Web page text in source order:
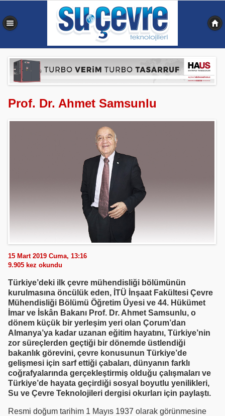
Prof. Dr. Ahmet Samsunlu
15 Mart 2019 Cuma, 13:16
9.905 kez okundu
Türkiye’deki ilk çevre mühendisliği bölümünün
kurulmasına öncülük eden, İTÜ İnşaat Fakültesi Çevre
Mühendisliği Bölümü Öğretim Üyesi ve 44. Hükümet
İmar ve İskân Bakanı Prof. Dr. Ahmet Samsunlu, o
dönem küçük bir yerleşim yeri olan Çorum’dan
Almanya’ya kadar uzanan eğitim hayatını, Türkiye’nin
zor süreçlerden geçtiği bir dönemde üstlendiği
bakanlık görevini, çevre konusunun Türkiye’de
gelişmesi için sarf ettiği çabaları, dünyanın farklı
coğrafyalarında gerçekleştirmiş olduğu çalışmaları ve
Türkiye’de hayata geçirdiği sosyal boyutlu yenilikleri,
Su ve Çevre Teknolojileri dergisi okurları için paylaştı.
Resmi doğum tarihim 1 Mayıs 1937 olarak görünmesine
0,359 sn